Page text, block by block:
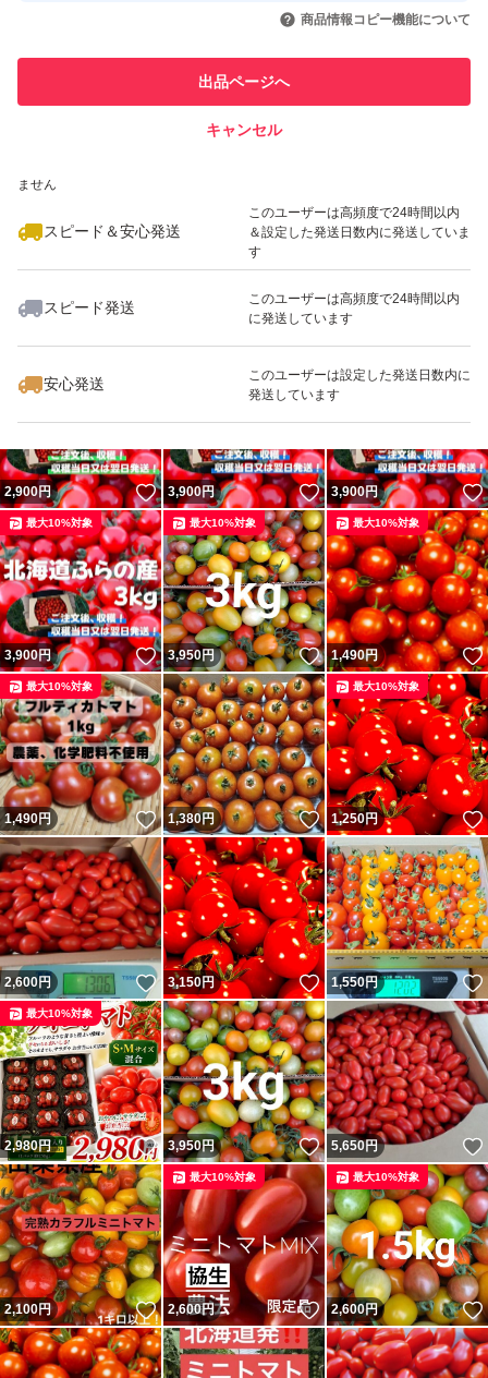
ご理解頂いた上でご購入願いますm(_ _)m
宜しくお願い致します^ ^
引を完了させた実績があります
での取引実績があります
ません
スピード＆安心発送
このユーザーは高頻度で24時間以内
＆設定した発送日数内に発送していま
す
スピード発送
このユーザーは高頻度で24時間以内
に発送しています
安心発送
このユーザーは設定した発送日数内に
発送しています
商品情報コピー機能について
出品ページへ
キャンセル
いいね！
2,900
2,900円 いいね！
3,900円 いいね！
3,900円
3,900円 いいね！
最大10%対象
3,950円 いいね！
最大10%対象
1,490円
最大10%対象
1,490円 いいね！
最大10%対象
1,380円 いいね！
1,250円
最大10%対象
2,600円 いいね！
3,150円 いいね！
1,550円
2,980円 いいね！
最大10%対象
3,950円 いいね！
5,650円
2,100円 いいね！
2,600円 いいね！
最大10%対象
2,600円
最大10%対象